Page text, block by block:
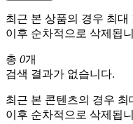
최근 본 상품의 경우 최대
이후 순차적으로 삭제됩
총 0개
검색 결과가 없습니다.
최근 본 콘텐츠의 경우 최
이후 순차적으로 삭제됩